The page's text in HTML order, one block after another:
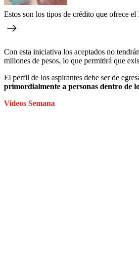
Estos son los tipos de crédito que ofrece
Con esta iniciativa los aceptados no
millones de pesos, lo que permitirá que
El perfil de los aspirantes debe ser de
primordialmente a personas dentro de
Videos Semana